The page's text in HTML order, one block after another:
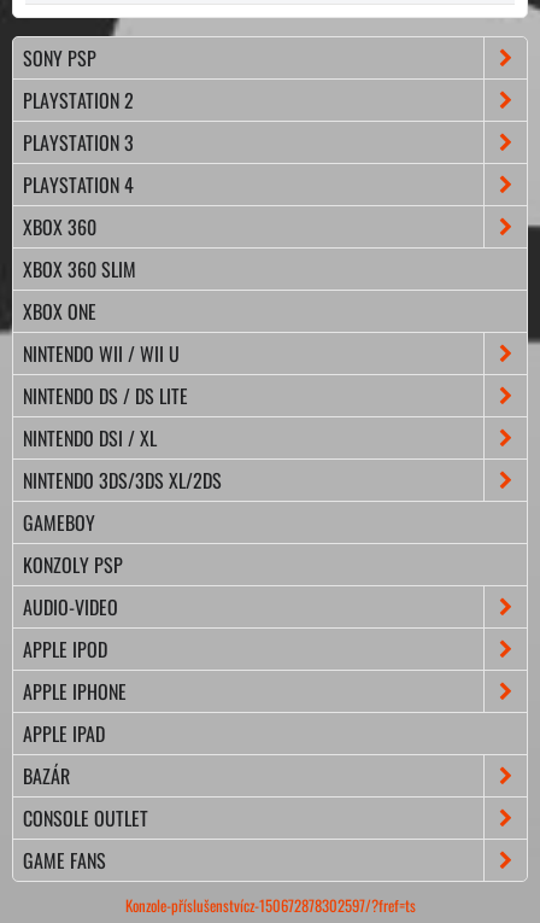
SONY PSP
PLAYSTATION 2
PLAYSTATION 3
PLAYSTATION 4
XBOX 360
XBOX 360 SLIM
XBOX ONE
NINTENDO WII / WII U
NINTENDO DS / DS LITE
NINTENDO DSI / XL
NINTENDO 3DS/3DS XL/2DS
GAMEBOY
KONZOLY PSP
AUDIO-VIDEO
APPLE IPOD
APPLE IPHONE
APPLE IPAD
BAZÁR
CONSOLE OUTLET
GAME FANS
Konzole-příslušenstvícz-150672878302597/?fref=ts